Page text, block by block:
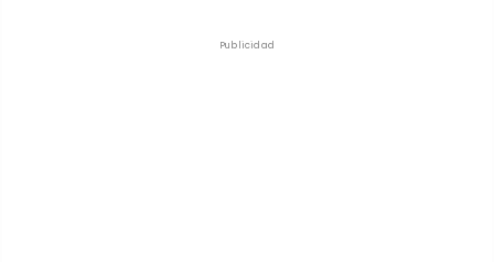
Publicidad